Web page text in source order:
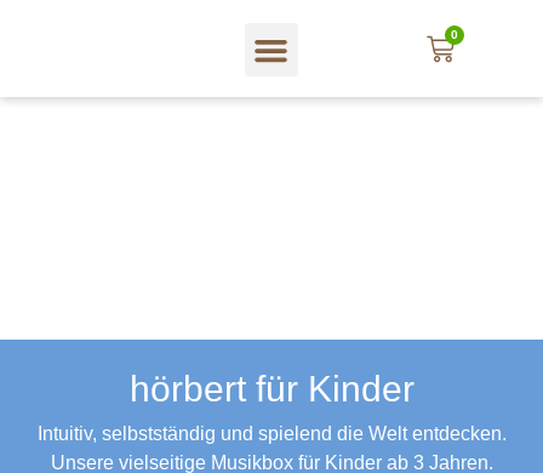
0
hörbert für Kinder
Intuitiv, selbstständig und spielend die Welt entdecken.
Unsere vielseitige Musikbox für Kinder ab 3 Jahren.